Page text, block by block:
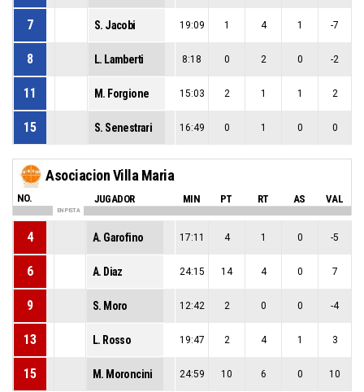
7 S. Jacobi 19:09 1 4 1 -7
8 L. Lamberti 8:18 0 2 0 -2
11 M. Forgione 15:03 2 1 1 2
15 S. Senestrari 16:49 0 1 0 0
Asociacion Villa Maria
NO. JUGADOR MIN PT RT AS VAL
EN PISTA
4 A. Garofino 17:11 4 1 0 -5
6 A. Diaz 24:15 14 4 0 7
9 S. Moro 12:42 2 0 0 -4
13 L. Rosso 19:47 2 4 1 3
15 M. Moroncini 24:59 10 6 0 10